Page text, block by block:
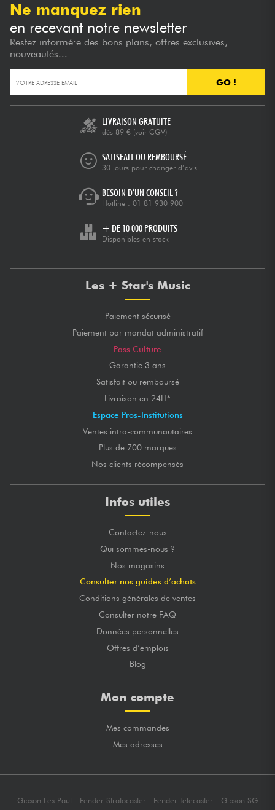
Ne manquez rien
en recevant notre newsletter
Restez informé·e des bons plans, offres exclusives,
nouveautés...
GO !
LIVRAISON GRATUITE
dès 89 € (voir CGV)
SATISFAIT OU REMBOURSÉ
30 jours pour changer d’avis
BESOIN D’UN CONSEIL ?
Hotline : 01 81 930 900
+ DE 10 000 PRODUITS
Disponibles en stock
Les + Star's Music
Paiement sécurisé
Paiement par mandat administratif
Pass Culture
Garantie 3 ans
Satisfait ou remboursé
Livraison en 24H*
Espace Pros-Institutions
Ventes intra-communautaires
Plus de 700 marques
Nos clients récompensés
Infos utiles
Contactez-nous
Qui sommes-nous ?
Nos magasins
Consulter nos guides d’achats
Conditions générales de ventes
Consulter notre FAQ
Données personnelles
Offres d’emplois
Blog
Mon compte
Mes commandes
Mes adresses
Gibson Les Paul Fender Stratocaster Fender Telecaster Gibson SG